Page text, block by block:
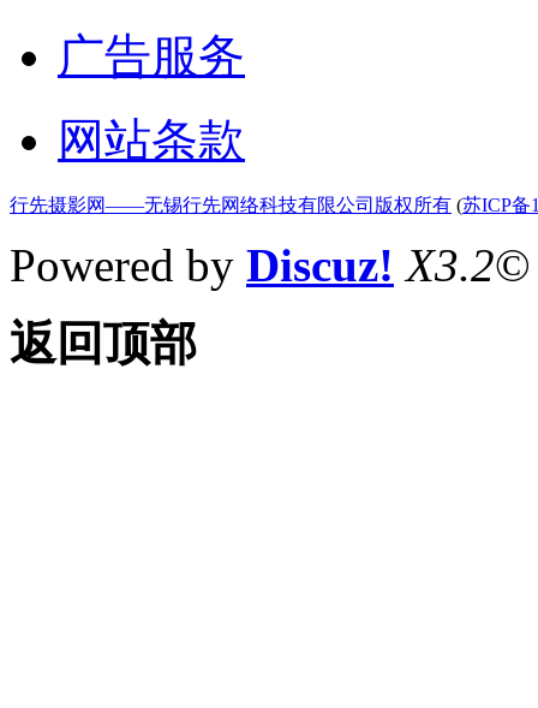
广告服务
网站条款
行先摄影网——无锡行先网络科技有限公司版权所有 (苏ICP备
Powered by Discuz! X3.2©
返回顶部